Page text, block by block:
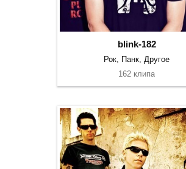
blink-182
Рок, Панк, Другое
162 клипа